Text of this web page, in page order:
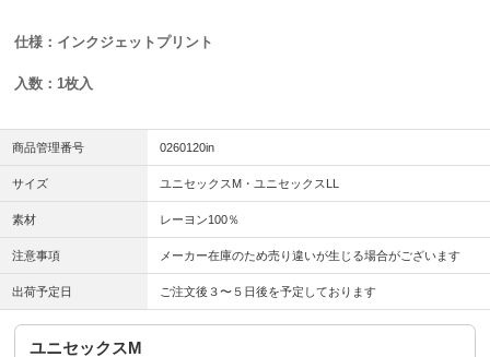
仕様：インクジェットプリント
入数：1枚入
商品管理番号 0260120in
サイズ ユニセックスM・ユニセックスLL
素材 レーヨン100％
注意事項 メーカー在庫のため売り違いが生じる場合がございます
出荷予定日 ご注文後３〜５日後を予定しております
ユニセックスM